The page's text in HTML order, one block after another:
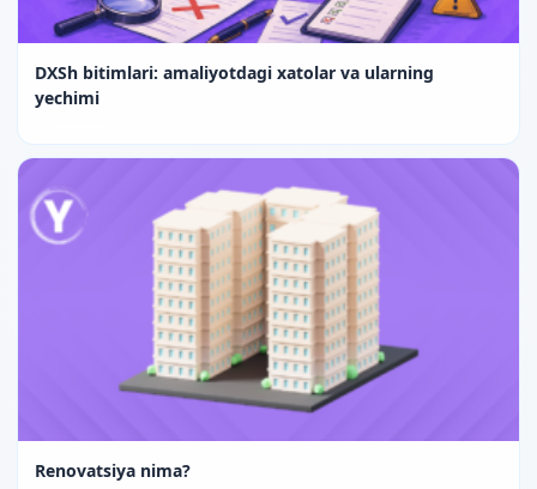
DXSh bitimlari: amaliyotdagi xatolar va ularning
yechimi
Renovatsiya nima?